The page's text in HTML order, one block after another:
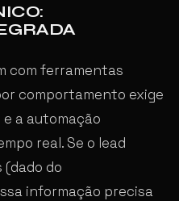
com ferramentas
comportamento exige
e a automação
real. Se o lead
do
informação precisa